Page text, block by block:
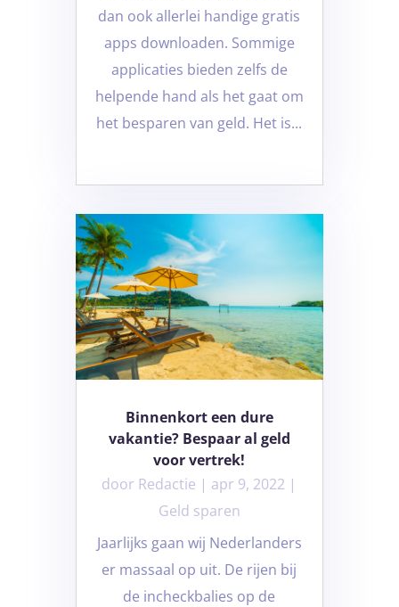
dan ook allerlei handige gratis
apps downloaden. Sommige
applicaties bieden zelfs de
helpende hand als het gaat om
het besparen van geld. Het is...
Binnenkort een dure
vakantie? Bespaar al geld
voor vertrek!
door Redactie | apr 9, 2022 |
Geld sparen
Jaarlijks gaan wij Nederlanders
er massaal op uit. De rijen bij
de incheckbalies op de